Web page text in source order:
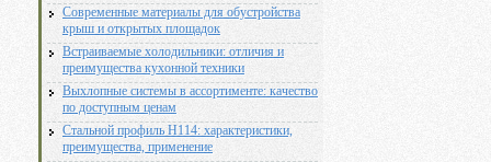
Современные материалы для обустройства
крыш и открытых площадок
Встраиваемые холодильники: отличия и
преимущества кухонной техники
Выхлопные системы в ассортименте: качество
по доступным ценам
Стальной профиль Н114: характеристики,
преимущества, применение